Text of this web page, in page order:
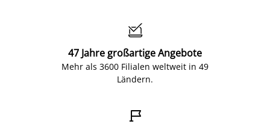

47 Jahre großartige Angebote
Mehr als 3600 Filialen weltweit in 49
Ländern.
